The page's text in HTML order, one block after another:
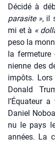
Déci­dé à
para­site », il
mi et à «
peso la
la fer­me­ture
nienne des
impôts.
Donald
l’Équateur
Daniel
nu le pays
années. La